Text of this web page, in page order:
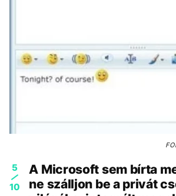
5
10
A Microsoft sem bírta
ne szálljon be a privát